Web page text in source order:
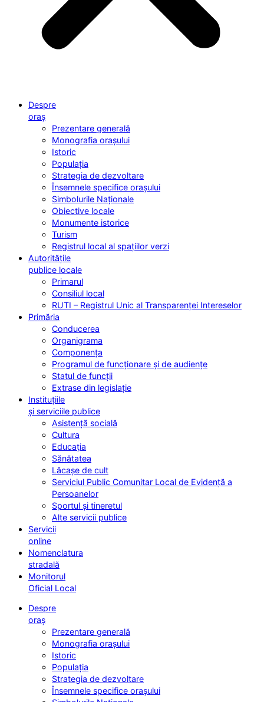
Despre
oraș
Prezentare generală
Monografia orașului
Istoric
Populația
Strategia de dezvoltare
Însemnele specifice orașului
Simbolurile Naționale
Obiective locale
Monumente istorice
Turism
Registrul local al spațiilor verzi
Autoritățile
publice locale
Primarul
Consiliul local
RUTI – Registrul Unic al Transparenței Intereselor
Primăria
Conducerea
Organigrama
Componența
Programul de funcționare și de audiențe
Statul de funcții
Extrase din legislație
Instituțiile
și serviciile publice
Asistență socială
Cultura
Educația
Sănătatea
Lăcașe de cult
Serviciul Public Comunitar Local de Evidență a
Persoanelor
Sportul și tineretul
Alte servicii publice
Servicii
online
Nomenclatura
stradală
Monitorul
Oficial Local
Despre
oraș
Prezentare generală
Monografia orașului
Istoric
Populația
Strategia de dezvoltare
Însemnele specifice orașului